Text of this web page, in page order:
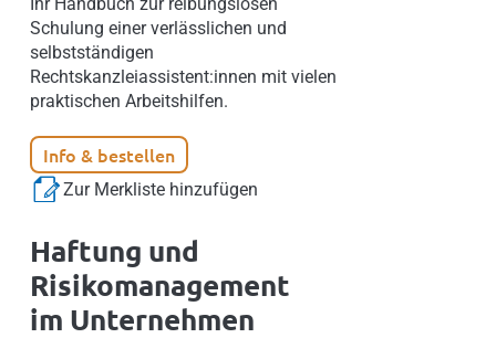
Schulung einer verlässlichen und
selbstständigen
Rechtskanzleiassistent:innen mit vielen
praktischen Arbeitshilfen.
Info & bestellen
Zur Merkliste hinzufügen
Haftung und
Risikomanagement
im Unternehmen